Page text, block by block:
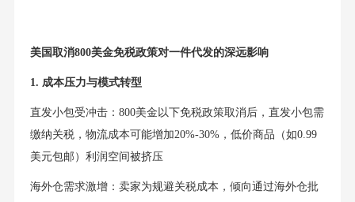
美国取消800美金免税政策对一件代发的深远影响
1. 成本压力与模式转型
直发小包受冲击：800美金以下免税政策取消后，直发小包需
缴纳关税，物流成本可能增加20%-30%，低价商品（如0.99
美元包邮）利润空间被挤压
海外仓需求激增：卖家为规避关税成本，倾向通过海外仓批